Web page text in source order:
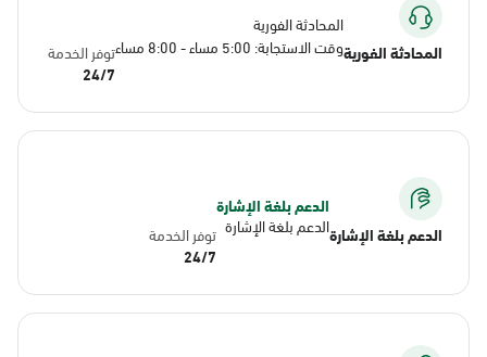
المحادثة الفورية
المحادثة الفورية
وقت الاستجابة: 5:00 مساء - 8:00 مساء
توفر الخدمة
24/7
الدعم بلغة الإشارة
الدعم بلغة الإشارة
الدعم بلغة الإشارة توفر الخدمة
24/7